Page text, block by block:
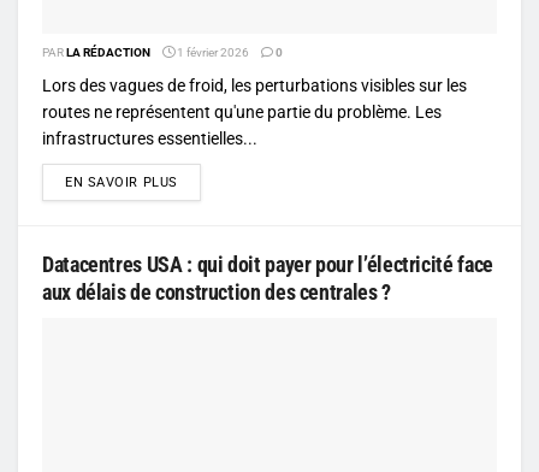
PARLA RÉDACTION 1 février 2026 0
Lors des vagues de froid, les perturbations visibles sur les
routes ne représentent qu'une partie du problème. Les
infrastructures essentielles...
EN SAVOIR PLUS
Datacentres USA : qui doit payer pour l’électricité face
aux délais de construction des centrales ?